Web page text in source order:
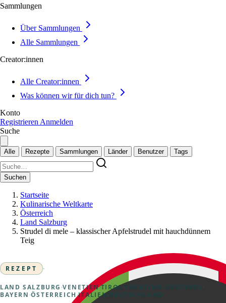
Sammlungen
Über Sammlungen
Alle Sammlungen
Creator:innen
Alle Creator:innen
Was können wir für dich tun?
Konto
Registrieren Anmelden
Suche
Alle Rezepte Sammlungen Länder Benutzer Tags
Suchen
Startseite
Kulinarische Weltkarte
Österreich
Land Salzburg
Strudel di mele – klassischer Apfelstrudel mit hauchdünnem
Teig
REZEPT ·
LAND SALZBURG ·VENETIEN·TIROL TRENTINO-SÜDTIROL
BAYERN ·ÖSTERREICH ·ITALIEN DEUTSCHLAND